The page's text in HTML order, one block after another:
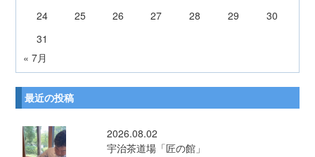
24
25 26 27 28 29
30
31
« 7月
最近の投稿
2026.08.02
宇治茶道場「匠の館」